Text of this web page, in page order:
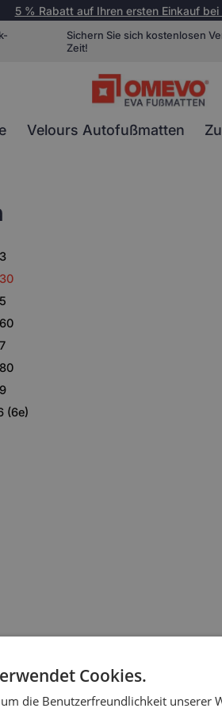
5 % Rabatt auf Ihren ersten Einkauf bei
Sichern Sie sich kostenlosen
Zeit!
Velours Autofußmatten
(6e)
Cookies.
die Benutzerfreundlichkeit unserer